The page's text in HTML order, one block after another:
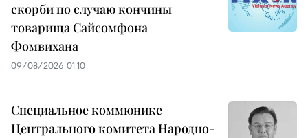
скорби по случаю кончины
товарища Сайсомфона
Фомвихана
09/08/2026 01:10
Специальное коммюнике
Центрального комитета Народно-